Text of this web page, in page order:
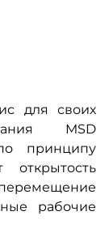
для своих
MSD
принципу
открытость
рабочие